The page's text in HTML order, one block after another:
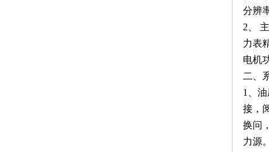
分辨
2、
力表
电机
二、
1、
接，
换问
力源